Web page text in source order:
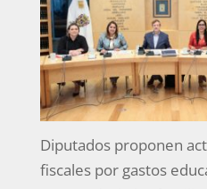
Diputados proponen
fiscales por gastos